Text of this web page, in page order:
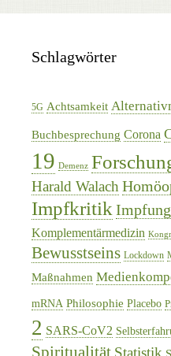
Schlagwörter
5G Achtsamkeit
Buchbesprechung Corona
19 Demenz
Harald Walach
Impfkritik Impfung
Komplementärmedizin
Bewusstseins Lockdown
Maßnahmen
mRNA Philosophie Placebo
2 SARS-CoV2
Spiritualität Statistik